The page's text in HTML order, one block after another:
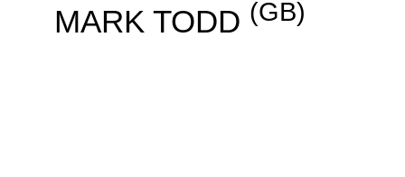
MARK TODD (GB)